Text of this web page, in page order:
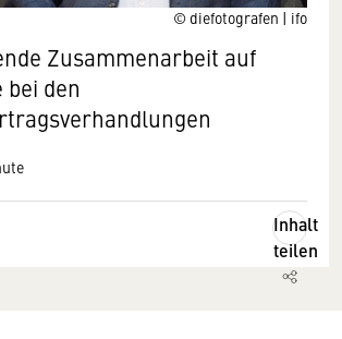
© diefotografen | ifo
Zusammenarbeit auf
den
Inhalt
teilen